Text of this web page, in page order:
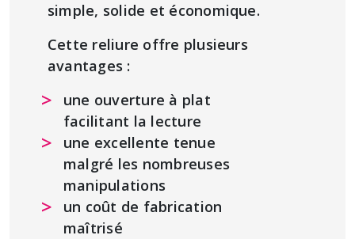
simple, solide et économique.
Cette reliure offre plusieurs
avantages :
une ouverture à plat
facilitant la lecture
une excellente tenue
malgré les nombreuses
manipulations
un coût de fabrication
maîtrisé